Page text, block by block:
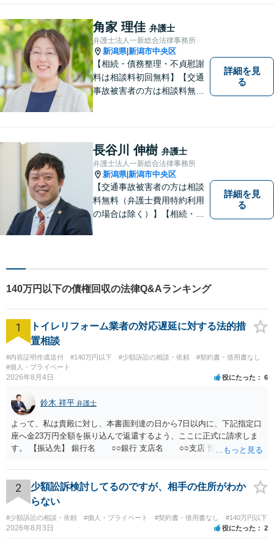
く）】【相続・債務整理・労
災・不貞慰謝料は相談料初回
無料】【顧問先企業300社以
上】
角家 理佳 弁護士
弁護士法人一新総合法律事務所
新潟県|新潟市中央区
【相続・債務整理・不貞慰謝
料は相談料初回無料】【交通
事故被害者の方は相談料無料
「しんなら強い」弁護士にな
るため日々研鑽を積んでいま
す
詳細を見
る
長谷川 伸樹 弁護士
弁護士法人一新総合法律事務所
新潟県|新潟市中央区
【交通事故被害者の方は相談
料無料（弁護士費用特約利用
の場合は除く）】【相続・債
てお力になります
詳細を見
る
140万円以下の債権回収の法律Q&Aランキング
1
トイレリフォーム業者の対応遅延に対する法的措
置相談
#内容証明作成送付 #140万円以下 #少額訴訟の相談・依頼
#契約書・借用書なし
#個人・プライベート
2026年8月4日 役にたった 6
鈴木 祥平 弁護士
よって、私は貴殿に対し、本書面到達の日から7日以内に、下記指定口
座へ金23万円全額を振り込んで返還するよう、ここに正式に請求しま
す。 【振込先】 銀行名 ○○銀行 支店名 ○○支店 預金種別 普通
されない場合には、貴殿には任意に返金する意思がないものと判断
し、やむを得ず、返還金23万円及びこれに対する遅延損害金の支払い
を求める民事訴訟、支払督促その他必要な法的手続を直ちに講じま
す。 その際には、訴訟に要する費用その他法令上認められる金員につ
いても併せて請求する予定ですので、あらかじめ申し添えます。 本件
は、貴殿自らが契約を解約したことによって生じた返還義務の履行を
2
少額訟訴検討してるのですが、相手の住所がわか
らない
#少額訴訟の相談・依頼 #個人・プライベート #契約書・借用書なし #140万円以下
2026年8月3日 役にたった 2